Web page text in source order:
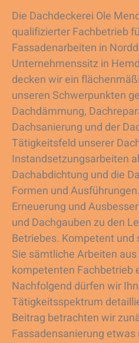
Die Dachdeckerei Ole
qualifizierter Fachbetrieb
Fassadenarbeiten in
Unternehmenssitz in
decken wir ein
unseren Schwerpunkten
Dachdämmung,
Dachsanierung und der
Tätigkeitsfeld unserer
Instandsetzungsarbeiten
Dachabdichtung und die
Formen und
Erneuerung und
und Dachgauben zu den
Betriebes. Kompetent
Sie sämtliche Arbeiten
kompetenten Fachbetrieb
Nachfolgend dürfen wir
Tätigkeitsspektrum
Beitrag betrachten wir
Fassadensanierung etwas